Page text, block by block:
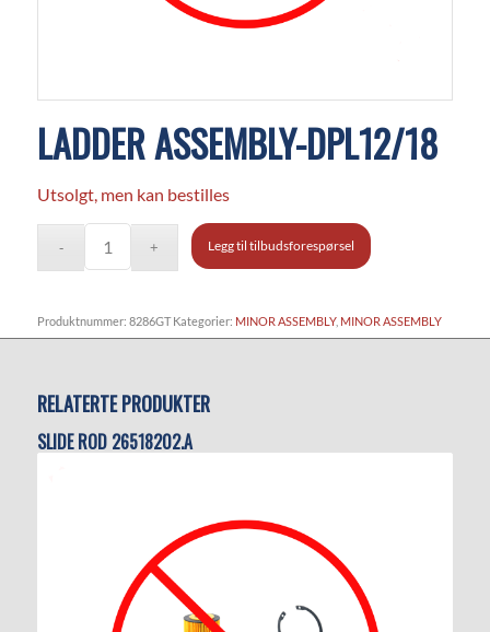
LADDER ASSEMBLY-DPL12/18
Utsolgt, men kan bestilles
Legg til tilbudsforespørsel
Produktnummer: 8286GT Kategorier: MINOR ASSEMBLY, MINOR ASSEMBLY
RELATERTE PRODUKTER
SLIDE ROD 26518202.A